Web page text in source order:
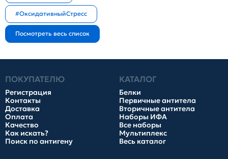
#ОксидативныйСтресс
ПОКУПАТЕЛЮ
Регистрация
Контакты
Доставка
Оплата
Качество
Как искать?
Поиск по антигену
КАТАЛОГ
Белки
Первичные антитела
Вторичные антитела
Наборы ИФА
Все наборы
Мультиплекс
Весь каталог